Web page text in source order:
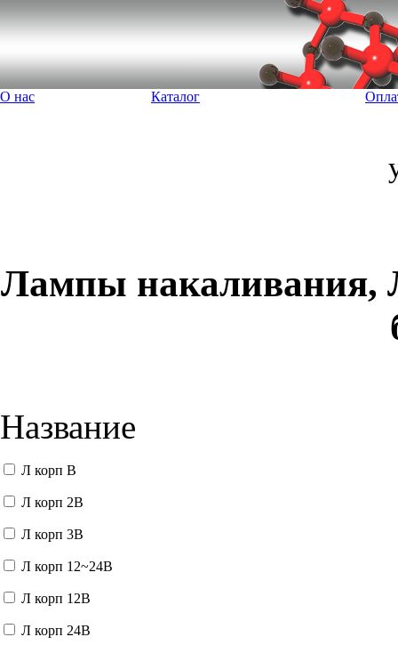
О нас Каталог
Лампы накаливания,
Название
Л корп В
Л корп 2В
Л корп 3В
Л корп 12~24В
Л корп 12В
Л корп 24В